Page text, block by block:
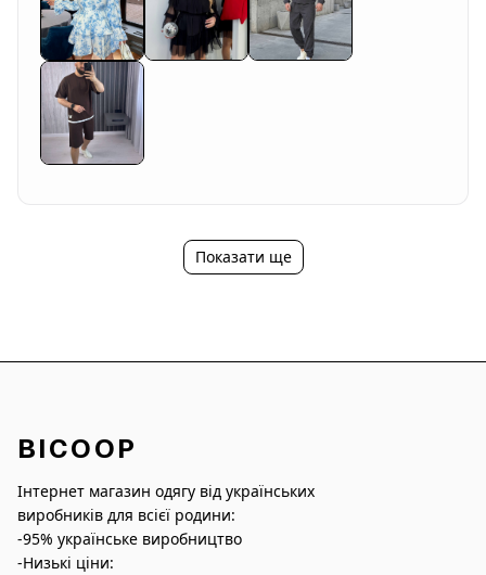
Показати ще
BICOOP
Інтернет магазин одягу від українських
виробників для всієї родини:
-95% українське виробництво
-Низькі ціни: